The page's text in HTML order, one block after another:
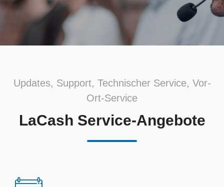
Updates, Support, Technischer Service, Vor-
Ort-Service
LaCash Service-Angebote